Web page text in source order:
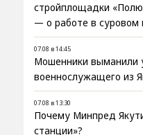
стройплощадки
— о работе в суровом
07.08 в 14:45
Мошенники выманили
военнослужащего из
07.08 в 13:30
Почему Минпред
станции»?